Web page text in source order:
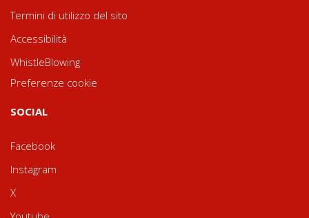
Termini di utilizzo del sito
Accessibilità
WhistleBlowing
Preferenze cookie
SOCIAL
Facebook
Instagram
X